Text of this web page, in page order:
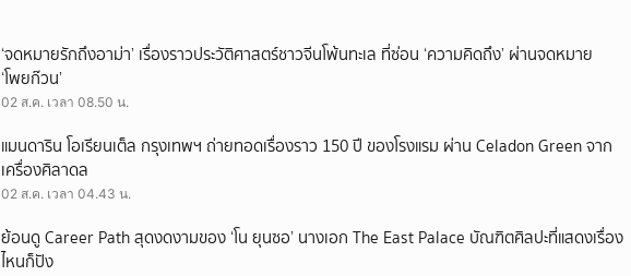
‘จดหมายรักถึงอาม่า’ เรื่องราวประวัติศาสตร์ชาวจีนโพ้นทะเล ที่ซ่อน ‘ความคิดถึง’ ผ่านจดหมาย
‘โพยก๊วน’
02 ส.ค. เวลา 08.50 น.
แมนดาริน โอเรียนเต็ล กรุงเทพฯ ถ่ายทอดเรื่องราว 150 ปี ของโรงแรม ผ่าน Celadon Green จาก
เครื่องศิลาดล
02 ส.ค. เวลา 04.43 น.
ย้อนดู Career Path สุดงดงามของ ‘โน ยุนซอ’ นางเอก The East Palace บัณฑิตศิลปะที่แสดงเรื่อง
ไหนก็ปัง